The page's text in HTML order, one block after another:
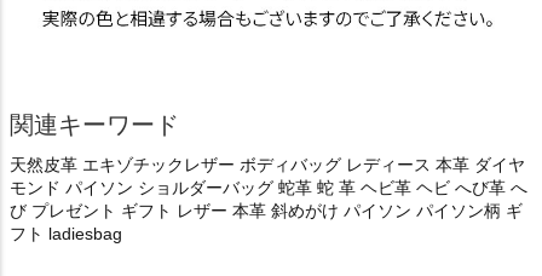
関連キーワード
天然皮革 エキゾチックレザー ボディバッグ レディース 本革 ダイヤ
モンド パイソン ショルダーバッグ 蛇革 蛇 革 ヘビ革 ヘビ へび革 へ
び プレゼント ギフト レザー 本革 斜めがけ パイソン パイソン柄 ギ
フト ladiesbag